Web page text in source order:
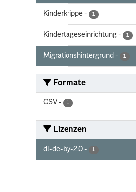
Kinderkrippe - 1
Kindertageseinrichtung - 1
Migrationshintergrund - 1
Formate
CSV - 1
Lizenzen
dl-de-by-2.0 - 1